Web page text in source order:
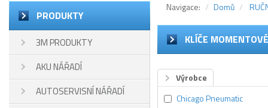
PRODUKTY
3M PRODUKTY
AKU NÁŘADÍ
AUTOSERVISNÍ NÁŘADÍ
Navigace: Domů
KLÍČE MOMENTOVÉ
Výrobce
Chicago Pneumatic